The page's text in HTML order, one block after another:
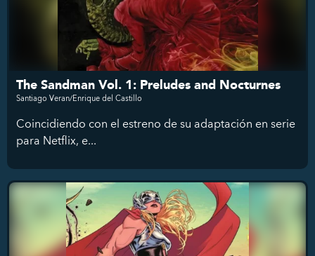
The Sandman Vol. 1: Preludes and Nocturnes
Santiago Veran/Enrique del Castillo
Coincidiendo con el estreno de su adaptación en serie
para Netflix, e...